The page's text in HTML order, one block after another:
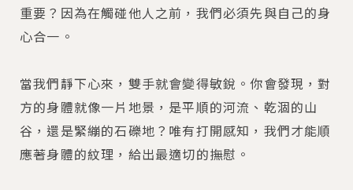
重要？因為在觸碰他人之前，我們必須先與自己的身
心合一。
當我們靜下心來，雙手就會變得敏銳。你會發現，對
方的身體就像一片地景，是平順的河流、乾涸的山
谷，還是緊繃的石礫地？唯有打開感知，我們才能順
應著身體的紋理，給出最適切的撫慰。